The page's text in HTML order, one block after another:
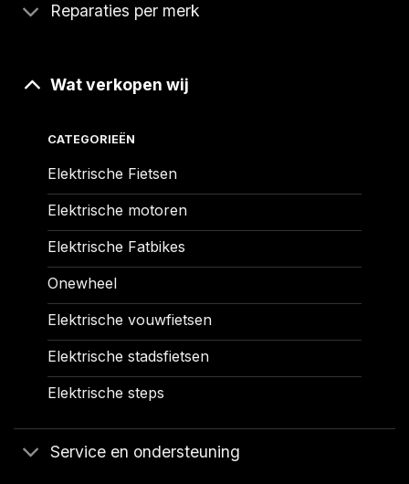
Reparaties per merk
Wat verkopen wij
CATEGORIEËN
Elektrische Fietsen
Elektrische motoren
Elektrische Fatbikes
Onewheel
Elektrische vouwfietsen
Elektrische stadsfietsen
Elektrische steps
Service en ondersteuning